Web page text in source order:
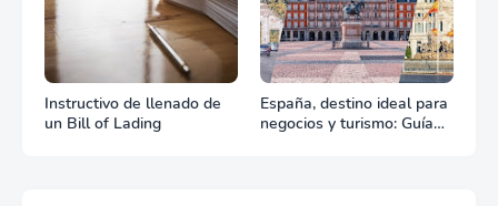
Instructivo de llenado de
un Bill of Lading
España, destino ideal para
negocios y turismo: Guía